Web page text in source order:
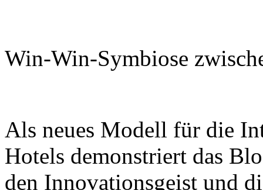
Win-Win-Symbiose
Als neues Modell für die
Hotels demonstriert das
den Innovationsgeist und